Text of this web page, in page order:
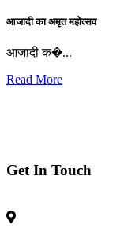
आजादी का अमृत महोत्सव
आजादी क�...
Read More
Get In Touch